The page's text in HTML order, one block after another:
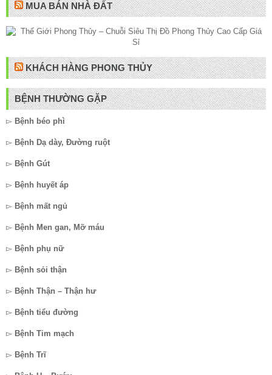
MUA BÁN NHÀ ĐẤT
KHÁCH HÀNG PHONG THỦY
BỆNH THƯỜNG GẶP
▻ Bệnh béo phì
▻ Bệnh Dạ dày, Đường ruột
▻ Bệnh Gút
▻ Bệnh huyết áp
▻ Bệnh mất ngủ
▻ Bệnh Men gan, Mỡ máu
▻ Bệnh phụ nữ
▻ Bệnh sỏi thận
▻ Bệnh Thận – Thận hư
▻ Bệnh tiểu đường
▻ Bệnh Tim mạch
▻ Bệnh Trĩ